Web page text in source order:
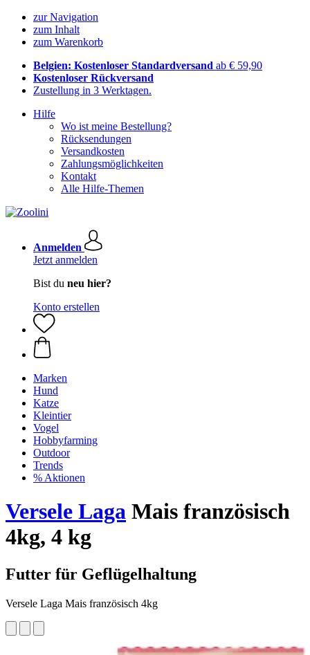
zur Navigation
zum Inhalt
zum Warenkorb
Belgien: Kostenloser Standardversand ab € 59,90
Kostenloser Rückversand
Zustellung in 3 Werktagen.
Hilfe
Wo ist meine Bestellung?
Rücksendungen
Versandkosten
Zahlungsmöglichkeiten
Kontakt
Alle Hilfe-Themen
Anmelden
Jetzt anmelden
Bist du neu hier?
Konto erstellen
Marken
Hund
Katze
Kleintier
Vogel
Hobbyfarming
Outdoor
Trends
% Aktionen
Versele Laga Mais französisch
4kg, 4 kg
Futter für Geflügelhaltung
Versele Laga Mais französisch 4kg